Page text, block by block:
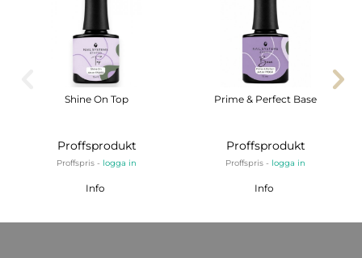
Shine On Top
Proffsprodukt
Proffspris - logga in
Info
Prime & Perfect Base
Proffsprodukt
Proffspris - logga in
Info